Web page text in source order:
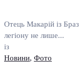
Отець Макарій із
легіону не лише...
із
Новини, Фото